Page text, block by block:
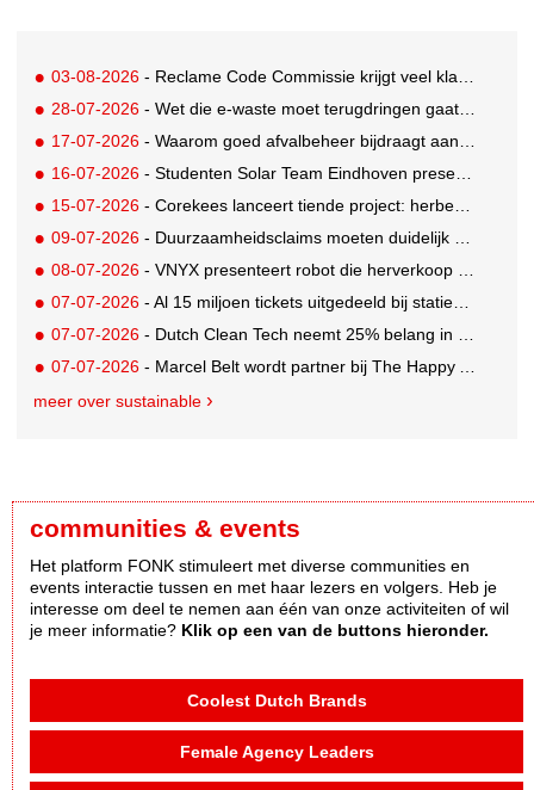
03-08-2026 - Reclame Code Commissie krijgt veel klachten over duurzaamheidsclaims
28-07-2026 - Wet die e-waste moet terugdringen gaat in, maar veel Nederlanders hebben er nog nooit van gehoord
17-07-2026 - Waarom goed afvalbeheer bijdraagt aan een professionelere bedrijfsvoering
16-07-2026 - Studenten Solar Team Eindhoven presenteren 's werelds eerste zonne-ambulance
15-07-2026 - Corekees lanceert tiende project: herbebossing met koffie
09-07-2026 - Duurzaamheidsclaims moeten duidelijk en controleerbaar zijn vanaf 27 september
08-07-2026 - VNYX presenteert robot die herverkoop van kleding vergemakkelijkt
07-07-2026 - Al 15 miljoen tickets uitgedeeld bij statiegeldwinactie met Tikkie
07-07-2026 - Dutch Clean Tech neemt 25% belang in bijna honderd jaar oud drinkwaterbedrijf in Guatemala
07-07-2026 - Marcel Belt wordt partner bij The Happy Activist
meer over sustainable
communities & events
Het platform FONK stimuleert met diverse communities en
events interactie tussen en met haar lezers en volgers. Heb je
interesse om deel te nemen aan één van onze activiteiten of wil
je meer informatie? Klik op een van de buttons hieronder.
Coolest Dutch Brands
Female Agency Leaders